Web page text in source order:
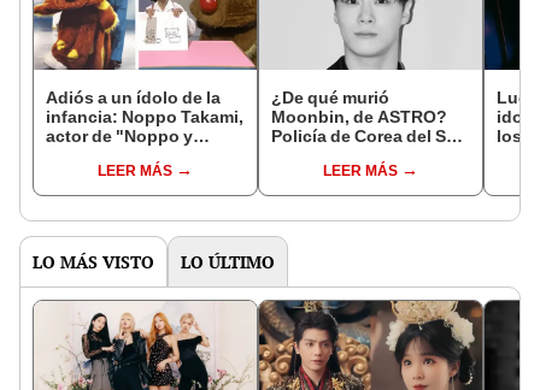
Adiós a un ídolo de la
infancia: Noppo Takami,
actor de "Noppo y
LEER MÁS
¿De qué murió
Moonbin, de ASTRO?
Policía de Corea del Sur
fallecimiento
LEER MÁS
idol
los
LO MÁS VISTO LO ÚLTIMO